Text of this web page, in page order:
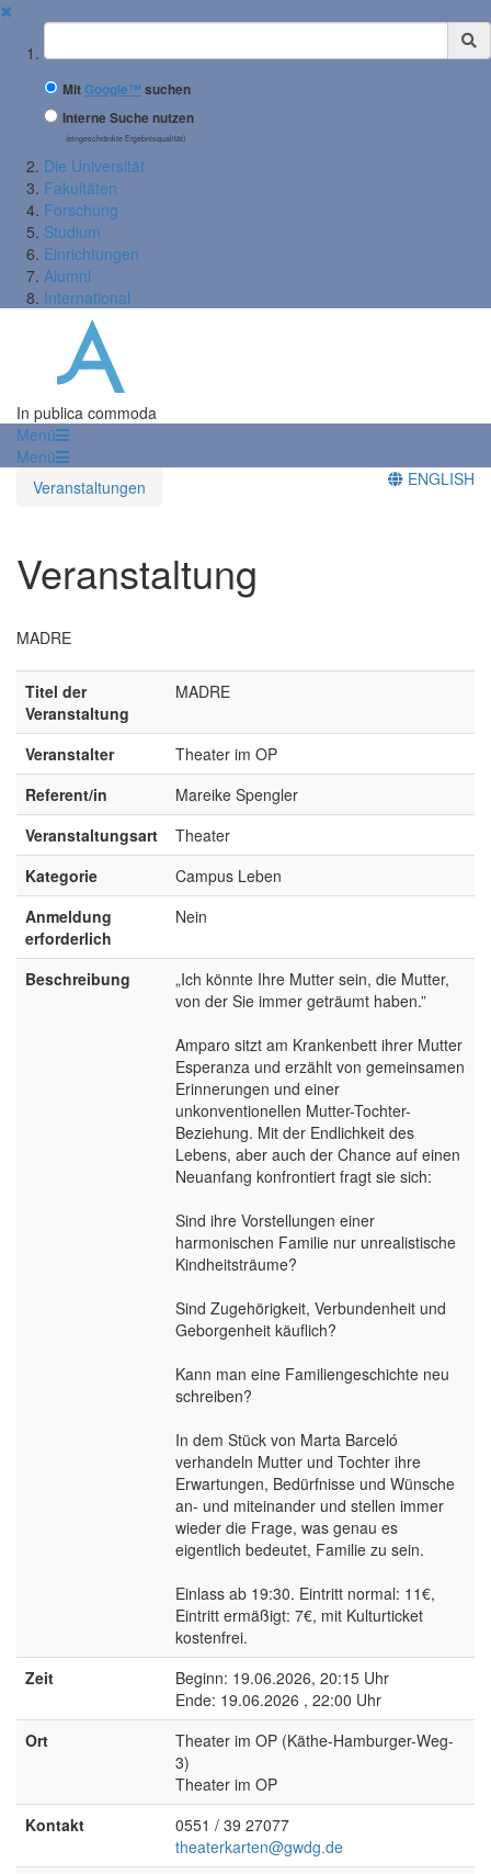
✖
Suchbegriff
MitGoogle™ suchen
Interne Suche nutzen
(eingeschränkte Ergebnisqualität)
Die Universität
Fakultäten
Forschung
Studium
Einrichtungen
Alumni
International
In publica commoda
Menü
Menü
Veranstaltungen
ENGLISH
Veranstaltung
MADRE
Titel der
Veranstaltung
MADRE
Veranstalter
Theater im OP
Referent/in
Mareike Spengler
Veranstaltungsart
Theater
Kategorie
Campus Leben
Anmeldung
erforderlich
Nein
Beschreibung
„Ich könnte Ihre Mutter sein, die Mutter,
von der Sie immer geträumt haben.”
Amparo sitzt am Krankenbett ihrer Mutter
Esperanza und erzählt von gemeinsamen
Erinnerungen und einer
unkonventionellen Mutter-Tochter-
Beziehung. Mit der Endlichkeit des
Lebens, aber auch der Chance auf einen
Neuanfang konfrontiert fragt sie sich:
Sind ihre Vorstellungen einer
harmonischen Familie nur unrealistische
Kindheitsträume?
Sind Zugehörigkeit, Verbundenheit und
Geborgenheit käuflich?
Kann man eine Familiengeschichte neu
schreiben?
In dem Stück von Marta Barceló
verhandeln Mutter und Tochter ihre
Erwartungen, Bedürfnisse und Wünsche
an- und miteinander und stellen immer
wieder die Frage, was genau es
eigentlich bedeutet, Familie zu sein.
Einlass ab 19:30. Eintritt normal: 11€,
Eintritt ermäßigt: 7€, mit Kulturticket
kostenfrei.
Zeit
Beginn: 19.06.2026, 20:15 Uhr
Ende: 19.06.2026 , 22:00 Uhr
Ort
Theater im OP (Käthe-Hamburger-Weg-
3)
Theater im OP
Kontakt
0551 / 39 27077
theaterkarten@gwdg.de